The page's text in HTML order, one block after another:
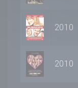
2010
2010